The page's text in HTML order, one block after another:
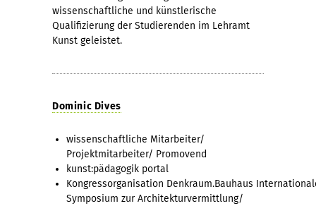
wissenschaftliche und künstlerische
Qualifizierung der Studierenden im Lehramt
Kunst geleistet.
Dominic Dives
wissenschaftliche Mitarbeiter/
Projektmitarbeiter/ Promovend
kunst:pädagogik portal
Kongressorganisation Denkraum.Bauhaus
Symposium zur Architekturvermittlung/